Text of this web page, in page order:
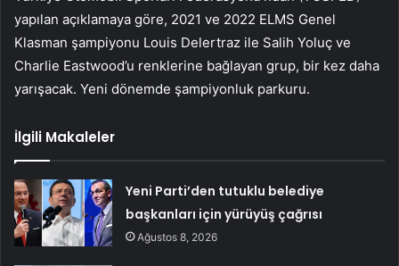
yapılan açıklamaya göre, 2021 ve 2022 ELMS Genel
Klasman şampiyonu Louis Delertraz ile Salih Yoluç ve
Charlie Eastwood’u renklerine bağlayan grup, bir kez daha
yarışacak. Yeni dönemde şampiyonluk parkuru.
İlgili Makaleler
Yeni Parti’den tutuklu belediye
başkanları için yürüyüş çağrısı
Ağustos 8, 2026